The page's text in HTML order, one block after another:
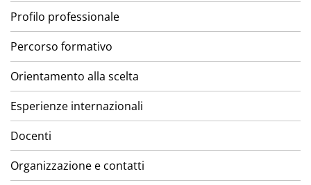
Profilo professionale
Percorso formativo
Orientamento alla scelta
Esperienze internazionali
Docenti
Organizzazione e contatti